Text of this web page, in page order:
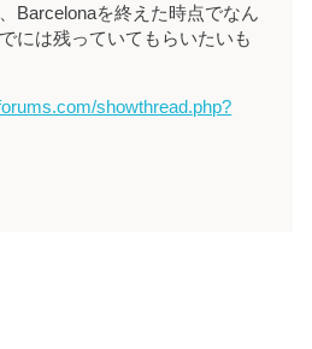
Barcelonaを終えた時点でなん
には残っていてもらいたいも
showthread.php?